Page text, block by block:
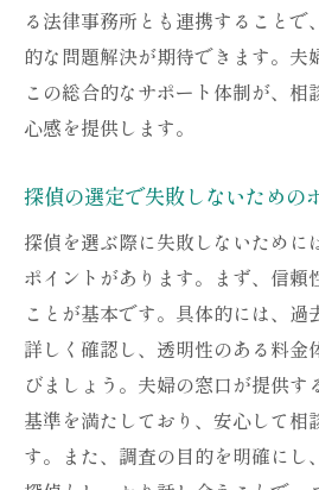
心の悩みを解消するた
夫婦の窓口の探偵社が選ば
実性を兼ね備えたサポート
夫婦の窓口が推奨する探
安心のサポート体制とそ
問題解決への効果的な
安心感を提供するための
る法律事務所とも連携することで
的な問題解決が期待できます。夫
この総合的なサポート体制が、相
心感を提供します。
探偵の選定で失敗しないための
探偵を選ぶ際に失敗しないために
ポイントがあります。まず、信頼
ことが基本です。具体的には、過
詳しく確認し、透明性のある料金
びましょう。夫婦の窓口が提供す
基準を満たしており、安心して相
す。また、調査の目的を明確にし